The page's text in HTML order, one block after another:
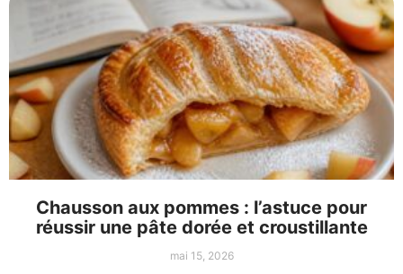
Chausson aux pommes : l’astuce pour
réussir une pâte dorée et croustillante
mai 15, 2026